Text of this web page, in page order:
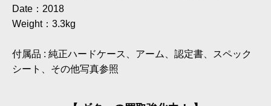
Date：2018
Weight：3.3kg
付属品 : 純正ハードケース、アーム、認定書、スペック
シート、その他写真参照